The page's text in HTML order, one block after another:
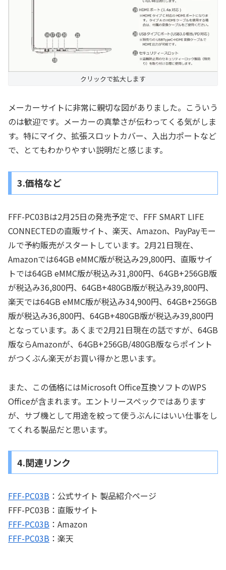
クリックで拡大します
メーカーサイトに非常に親切な図がありました。こういう
のは歓迎です。メーカーの真摯さが伝わってくる気がしま
す。特にマイク、拡張スロットカバー、入出力ポートなど
で、とてもわかりやすい説明だと感じます。
3.価格など
FFF-PC03Bは2月25日の発売予定で、FFF SMART LIFE
CONNECTEDの直販サイト、楽天、Amazon、PayPayモー
ルで予約販売がスタートしています。2月21日現在、
Amazonでは64GB eMMC版が税込み29,800円、直販サイ
トでは64GB eMMC版が税込み31,800円、64GB+256GB版
が税込み36,800円、64GB+480GB版が税込み39,800円、
楽天では64GB eMMC版が税込み34,900円、64GB+256GB
版が税込み36,800円、64GB+480GB版が税込み39,800円
となっています。あくまで2月21日現在の話ですが、64GB
版ならAmazonが、64GB+256GB/480GB版ならポイント
がつくぶん楽天がお買い得かと思います。
また、この価格にはMicrosoft Office互換ソフトのWPS
Officeが含まれます。エントリースペックではあります
が、サブ機として用途を絞って使うぶんにはいい仕事をし
てくれる製品だと思います。
4.関連リンク
FFF-PC03B ：公式サイト 製品紹介ページ
FFF-PC03B：直販サイト
FFF-PC03B ：Amazon
FFF-PC03B ：楽天